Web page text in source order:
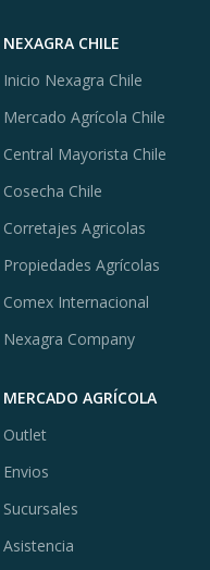
NEXAGRA CHILE
Inicio Nexagra Chile
Mercado Agrícola Chile
Central Mayorista Chile
Cosecha Chile
Corretajes Agricolas
Propiedades Agrícolas
Comex Internacional
Nexagra Company
MERCADO AGRÍCOLA
Outlet
Envios
Sucursales
Asistencia